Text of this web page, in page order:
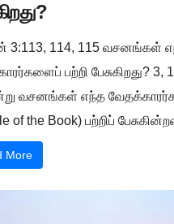
3:113, 114, 115 வசனங்கள்
பற்றி பேசுகிறது? 3,
வசனங்கள் எந்த
of the Book) பற்றிப்
More